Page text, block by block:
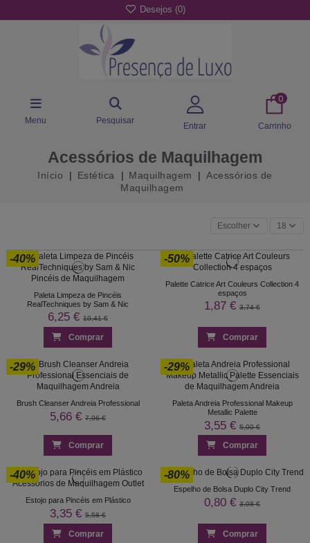
Desejos (0)
Menu Pesquisar
Entrar
0
Carrinho
Acessórios de Maquilhagem
Início Estética Maquilhagem
Acessórios de
Maquilhagem
Escolher 18
-40%
Paleta Limpeza de Pincéis
RealTechniques by Sam & Nic
6,25 € 10,41 €
Comprar
-50%
Palette Catrice Art Couleurs Collection 4
espaços
1,87 € 3,74 €
Comprar
-29%
Brush Cleanser Andreia Professional
5,66 € 7,96 €
Comprar
-29%
Paleta Andreia Professional Makeup
Metallic Palette
3,55 € 5,00 €
Comprar
-40%
Estojo para Pincéis em Plástico
3,35 € 5,58 €
Comprar
-80%
Espelho de Bolsa Duplo City Trend
0,80 € 3,98 €
Comprar